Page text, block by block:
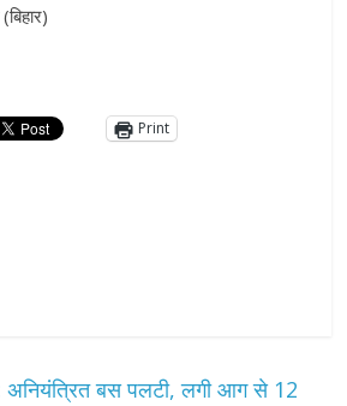
Print
अनियंत्रित बस पलटी, लगी आग से 12